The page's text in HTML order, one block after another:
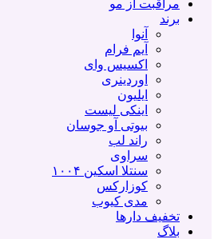
مراقبت از مو
برند
آنوا
آیم فرام
اکسیس وای
اوردینری
ایلیون
اینکی لیست
بیوتی آو جوسان
راند لب
سراوی
سنتلا اسکین ۱۰۰۴
کوزارکس
مدی کیوب
تخفیف دارها
بلاگ